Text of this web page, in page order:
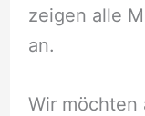
zeigen alle
an.
Wir möchten